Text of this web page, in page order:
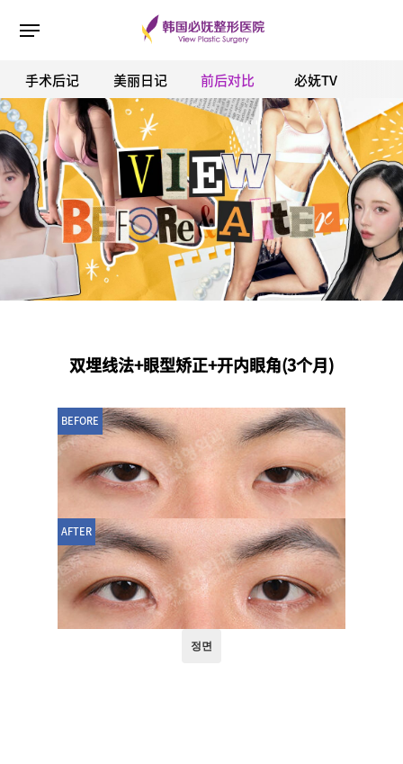
ESC 버튼을 누르면 검색창을 닫을 수 있습니다.
手术后记 美丽日记 前后对比 必妩TV
双埋线法+眼型矫正+开内眼角(3个月)
BEFORE
AFTER